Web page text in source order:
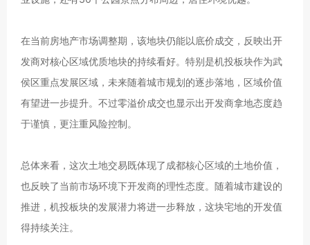
在当前房地产市场调整期，该地块仍能以底价成交，反映出开
发商对核心区域优质地块的持续看好。特别是机投板块作为武
侯区重点发展区域，未来随着城市规划的逐步落地，区域价值
有望进一步提升。不过零溢价成交也显示出开发商拿地态度趋
于谨慎，更注重风险控制。
总体来看，这次土地交易既体现了成都核心区域的土地价值，
也反映了当前市场环境下开发商的理性态度。随着城市建设的
推进，机投板块的发展潜力将进一步释放，这块宅地的开发值
得持续关注。